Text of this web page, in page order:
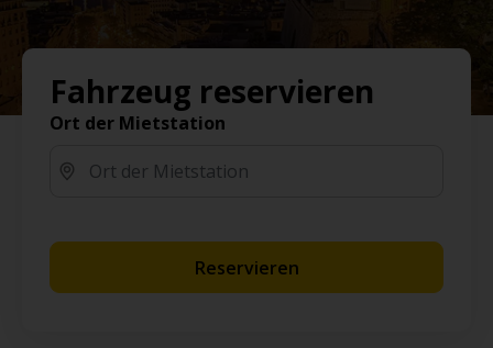
Fahrzeug reservieren
Ort der Mietstation
Reservieren